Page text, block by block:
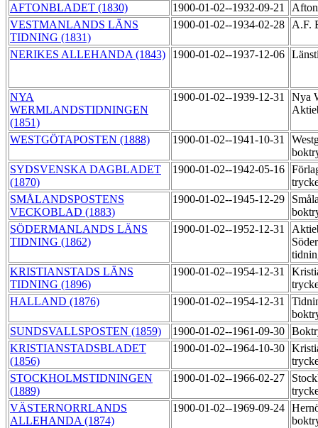
AFTONBLADET (1830)
1900-01-02--1932-09-21
VESTMANLANDS LÄNS
TIDNING (1831)
1900-01-02--1934-02-28 A.F.
NERIKES ALLEHANDA (1843) 1900-01-02--1937-12-06
NYA
WERMLANDSTIDNINGEN
(1851)
1900-01-02--1939-12-31
Nya
WESTGÖTAPOSTEN (1888) 1900-01-02--1941-10-31
SYDSVENSKA DAGBLADET
(1870)
1900-01-02--1942-05-16
SMÅLANDSPOSTENS
VECKOBLAD (1883)
1900-01-02--1945-12-29
SÖDERMANLANDS LÄNS
TIDNING (1862)
1900-01-02--1952-12-31
KRISTIANSTADS LÄNS
TIDNING (1896)
1900-01-02--1954-12-31
HALLAND (1876)
1900-01-02--1954-12-31
SUNDSVALLSPOSTEN (1859)
1900-01-02--1961-09-30
KRISTIANSTADSBLADET
(1856)
1900-01-02--1964-10-30
STOCKHOLMSTIDNINGEN
(1889)
1900-01-02--1966-02-27
VÄSTERNORRLANDS
ALLEHANDA (1874)
1900-01-02--1969-09-24